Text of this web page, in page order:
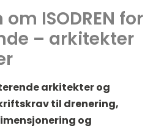
ISODREN for
– arkitekter
arkitekter og
til drenering,
og